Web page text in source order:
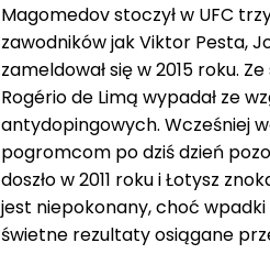
Magomedov stoczył w UFC
zawodników jak Viktor Pesta,
zameldował się w 2015 roku.
Rogério de Limą wypadał ze
antydopingowych. Wcześniej
pogromcom po dziś dzień
doszło w 2011 roku i Łotysz
jest niepokonany, choć
świetne rezultaty osiągane